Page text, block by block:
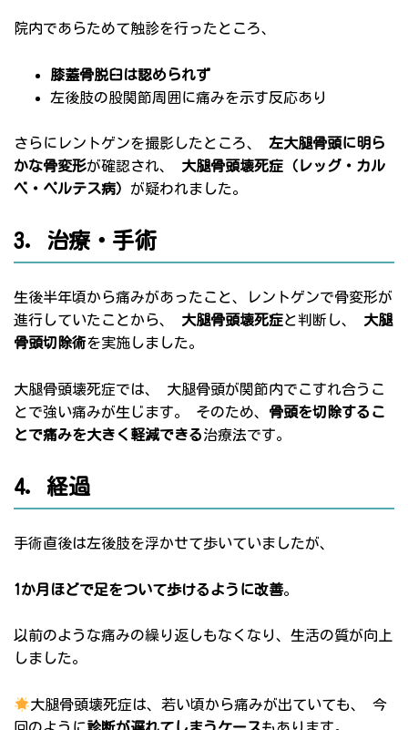
院内であらためて触診を行ったところ、
膝蓋骨脱臼は認められず
左後肢の股関節周囲に痛みを示す反応あり
さらにレントゲンを撮影したところ、 左大腿骨頭に明ら
かな骨変形が確認され、 大腿骨頭壊死症（レッグ・カル
ベ・ペルテス病） が疑われました。
3. 治療・手術
生後半年頃から痛みがあったこと、レントゲンで骨変形が
進行していたことから、 大腿骨頭壊死症と判断し、 大腿
骨頭切除術を実施しました。
大腿骨頭壊死症では、 大腿骨頭が関節内でこすれ合うこ
とで強い痛みが生じます。 そのため、 骨頭を切除するこ
とで痛みを大きく軽減できる治療法です。
4. 経過
手術直後は左後肢を浮かせて歩いていましたが、
1か月ほどで足をついて歩けるように改善。
以前のような痛みの繰り返しもなくなり、生活の質が向上
しました。
大腿骨頭壊死症は、若い頃から痛みが出ていても、 今